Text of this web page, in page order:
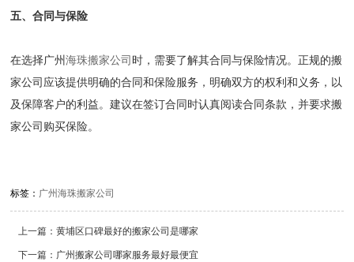
五、合同与保险
在选择广州海珠搬家公司 时，需要了解其合同与保险情况。正规的搬
家公司应该提供明确的合同和保险服务，明确双方的权利和义务，以
及保障客户的利益。建议在签订合同时认真阅读合同条款，并要求搬
家公司购买保险。
标签： 广州海珠搬家公司
上一篇：黄埔区口碑最好的搬家公司是哪家
下一篇： 广州搬家公司哪家服务最好最便宜